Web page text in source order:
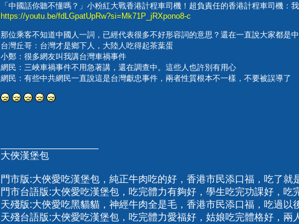
「中國話你聽不懂嗎？」小粉紅大戰香港計程車司機！超負責任的香港計程車司機：
https://youtu.be/fdLGpatUpRw?si=Mk71P_jRXpono8-c
那位乘客不知道中國人一詞，已經代表很多不好形容詞的意思？還在一直說大家都是
台灣丘哥：台灣才是鄉下人，大陸人吃得起茶葉蛋
小鄭：很多網友叫我講台灣車禍事件
網民：三峽車禍事件不用急著講，還在調查中。這些人也許別有用心
網民：有些中共網民一直說這是台灣獻忠事件，兩者性質根本不一樣，不要被誤導了
大俠漢堡包
門市版:大俠愛吃漢堡包，純正牛肉吃的好，香港市民添口福，吃了就
門市台語版:大俠愛吃漢堡包，吃完體力有夠好，學生吃完功課好，吃
天殘版:大俠愛吃黑貓貓，神經牛肉全是毛，香港市民添口福，吃過以
天殘台語版:大俠愛吃漢堡包，吃完體力愛福好，姑娘吃完體格好，兩